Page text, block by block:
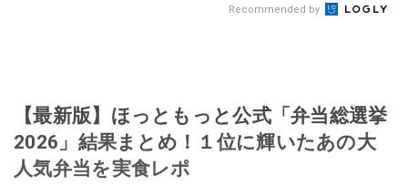
Recommended by
【最新版】ほっともっと公式「弁当総選挙
2026」結果まとめ！１位に輝いたあの大
人気弁当を実食レポ